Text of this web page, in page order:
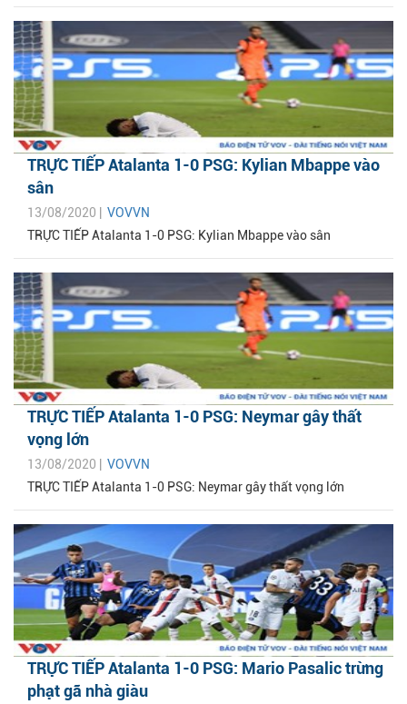
TRỰC TIẾP Atalanta 1-0 PSG: Kylian Mbappe vào
sân
13/08/2020 | VOVVN
TRỰC TIẾP Atalanta 1-0 PSG: Kylian Mbappe vào sân
TRỰC TIẾP Atalanta 1-0 PSG: Neymar gây thất
vọng lớn
13/08/2020 | VOVVN
TRỰC TIẾP Atalanta 1-0 PSG: Neymar gây thất vọng lớn
TRỰC TIẾP Atalanta 1-0 PSG: Mario Pasalic trừng
phạt gã nhà giàu